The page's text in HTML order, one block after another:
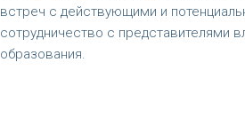
встреч с действующими и
сотрудничество с представителями
образования.